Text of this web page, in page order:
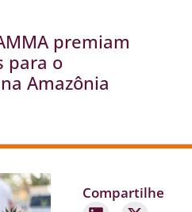
premiam
para o
Amazônia
Compartilhe